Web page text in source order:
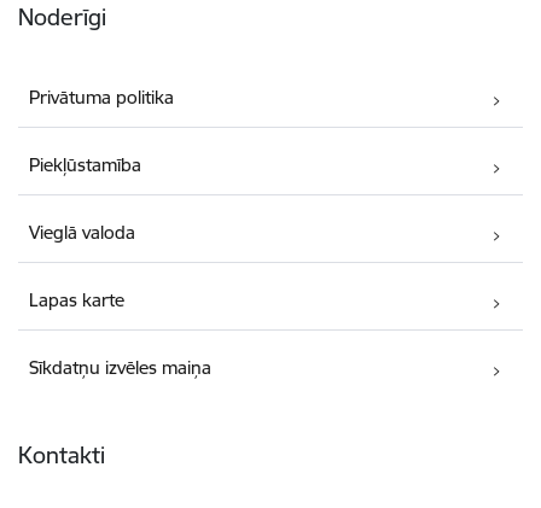
Noderīgi
Privātuma politika
Piekļūstamība
Vieglā valoda
Lapas karte
Sīkdatņu izvēles maiņa
Kontakti